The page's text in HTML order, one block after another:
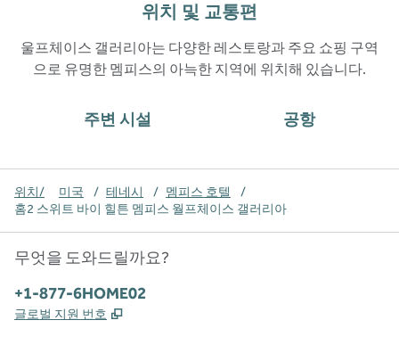
위치 및 교통편
울프체이스 갤러리아는 다양한 레스토랑과 주요 쇼핑 구역
으로 유명한 멤피스의 아늑한 지역에 위치해 있습니다.
주변 시설 공항
위치/ 미국 / 테네시 / 멤피스 호텔
/
홈2 스위트 바이 힐튼 멤피스 월프체이스 갤러리아
무엇을 도와드릴까요?
전화:
+1-877-6HOME02
글로벌 지원 번호 ,